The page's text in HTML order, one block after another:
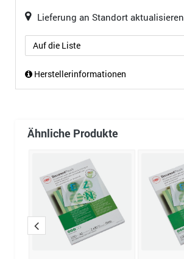
Lieferung an Standort aktualisieren
Auf die Liste
Herstellerinformationen
Ähnliche Produkte